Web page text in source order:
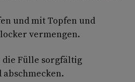
und mit Topfen und
vermengen.
Fülle sorgfältig